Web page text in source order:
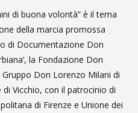
di buona volontà” è il tema
della marcia promossa
di Documentazione Don
la Fondazione Don
Gruppo Don Lorenzo Milani di
Vicchio, con il patrocinio di
di Firenze e Unione dei